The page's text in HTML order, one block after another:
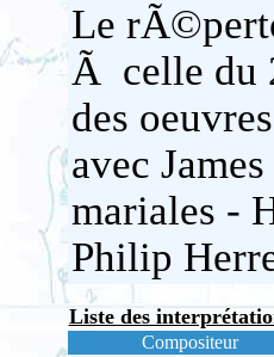
Le
Ã celle du
des
avec
mariales -
Philip
Liste des
Compositeur